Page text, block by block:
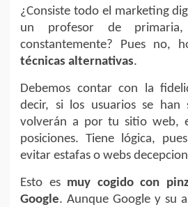
¿Consiste todo el marketing
un profesor de
constantemente? Pues no,
técnicas alternativas.
Debemos contar con la
decir, si los usuarios se han
volverán a por tu sitio web,
posiciones. Tiene lógica,
evitar estafas o webs
Esto es muy cogido con
Google. Aunque Google y su